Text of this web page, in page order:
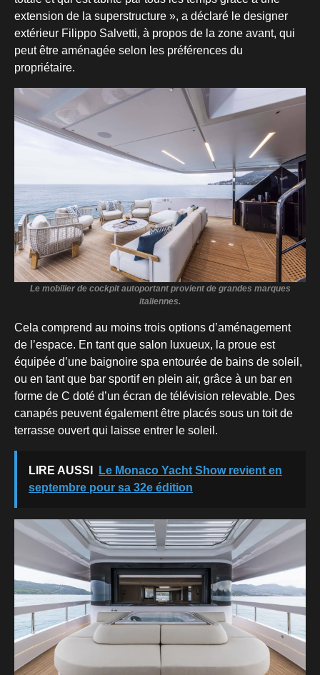
extension de la superstructure », a déclaré le designer
extérieur Filippo Salvetti, à propos de la zone avant, qui
peut être aménagée selon les préférences du
propriétaire.
Le mobilier de cockpit autoportant provient de grandes marques
italiennes.
Cela comprend au moins trois options d’aménagement
de l’espace. En tant que salon luxueux, la proue est
équipée d’une baignoire spa entourée de bains de soleil,
ou en tant que bar sportif en plein air, grâce à un bar en
forme de C doté d’un écran de télévision relevable. Des
canapés peuvent également être placés sous un toit de
terrasse ouvert qui laisse entrer le soleil.
LIRE AUSSI
Le Monaco Yacht Show revient en
septembre pour sa 32e édition